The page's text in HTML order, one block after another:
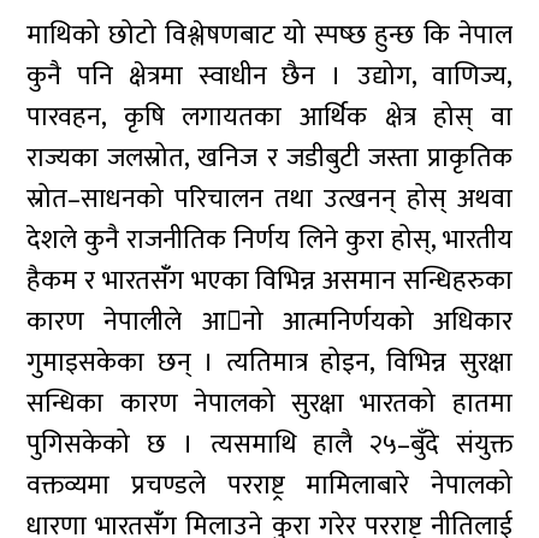
माथिको छोटो विश्लेषणबाट यो स्पष्छ हुन्छ कि नेपाल
कुनै पनि क्षेत्रमा स्वाधीन छैन । उद्योग, वाणिज्य,
पारवहन, कृषि लगायतका आर्थिक क्षेत्र होस् वा
राज्यका जलस्रोत, खनिज र जडीबुटी जस्ता प्राकृतिक
स्रोत–साधनको परिचालन तथा उत्खनन् होस् अथवा
देशले कुनै राजनीतिक निर्णय लिने कुरा होस्, भारतीय
हैकम र भारतसँंग भएका विभिन्न असमान सन्धिहरुका
कारण नेपालीले आनो आत्मनिर्णयको अधिकार
गुमाइसकेका छन् । त्यतिमात्र होइन, विभिन्न सुरक्षा
सन्धिका कारण नेपालको सुरक्षा भारतको हातमा
पुगिसकेको छ । त्यसमाथि हालै २५–बुँदे संयुक्त
वक्तव्यमा प्रचण्डले परराष्ट्र मामिलाबारे नेपालको
धारणा भारतसँंग मिलाउने कुरा गरेर परराष्ट्र नीतिलाई